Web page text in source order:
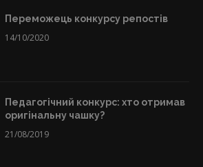
Переможець конкурсу репостів
14/10/2020
Педагогічний конкурс: хто отримав
оригінальну чашку?
21/08/2019